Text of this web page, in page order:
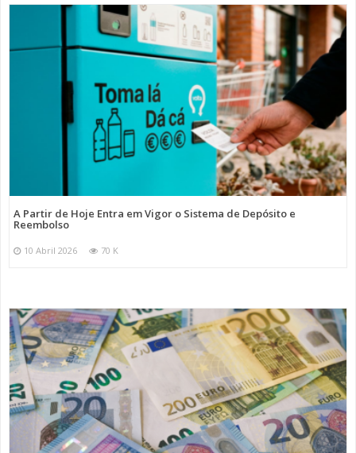
A Partir de Hoje Entra em Vigor o Sistema de Depósito e
Reembolso
10 Abril 2026 70 K